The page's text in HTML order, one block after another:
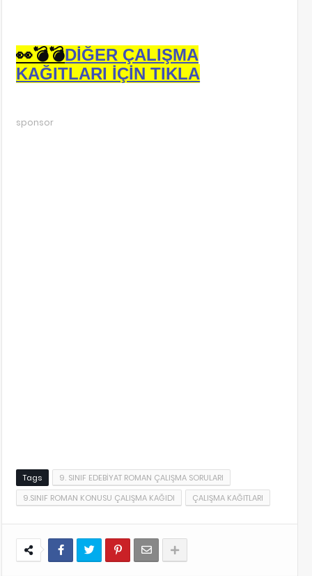
👀💣💣DİĞER ÇALIŞMA
KAĞITLARI İÇİN TIKLA
sponsor
Tags
9. SINIF EDEBİYAT ROMAN ÇALIŞMA SORULARI
9.SINIF ROMAN KONUSU ÇALIŞMA KAĞIDI
ÇALIŞMA KAĞITLARI